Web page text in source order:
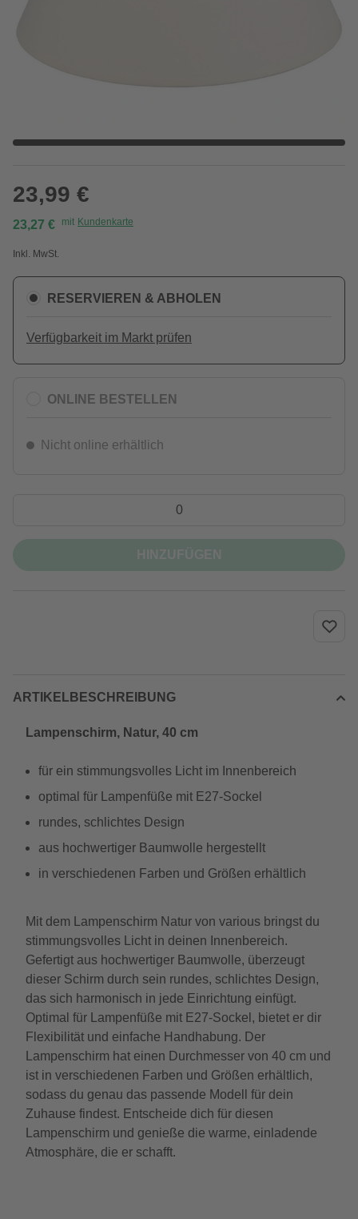
23,99 €
23,27 € mit Kundenkarte
Inkl. MwSt.
RESERVIEREN & ABHOLEN
Verfügbarkeit im Markt prüfen
ONLINE BESTELLEN
Nicht online erhältlich
ARTIKELBESCHREIBUNG
Lampenschirm, Natur, 40 cm
für ein stimmungsvolles Licht im Innenbereich
optimal für Lampenfüße mit E27-Sockel
rundes, schlichtes Design
aus hochwertiger Baumwolle hergestellt
in verschiedenen Farben und Größen erhältlich
Mit dem Lampenschirm Natur von various bringst du
stimmungsvolles Licht in deinen Innenbereich.
Gefertigt aus hochwertiger Baumwolle, überzeugt
dieser Schirm durch sein rundes, schlichtes Design,
das sich harmonisch in jede Einrichtung einfügt.
Optimal für Lampenfüße mit E27-Sockel, bietet er dir
Flexibilität und einfache Handhabung. Der
Lampenschirm hat einen Durchmesser von 40 cm und
ist in verschiedenen Farben und Größen erhältlich,
sodass du genau das passende Modell für dein
Zuhause findest. Entscheide dich für diesen
Lampenschirm und genieße die warme, einladende
Atmosphäre, die er schafft.